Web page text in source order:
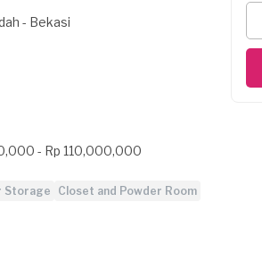
- Bekasi
- Rp 110,000,000
Storage
Closet and Powder Room